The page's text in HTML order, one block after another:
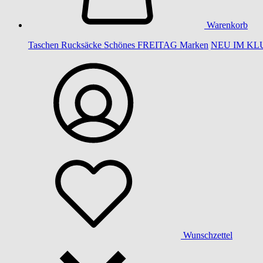
Warenkorb
Taschen Rucksäcke Schönes FREITAG Marken NEU IM
Wunschzettel